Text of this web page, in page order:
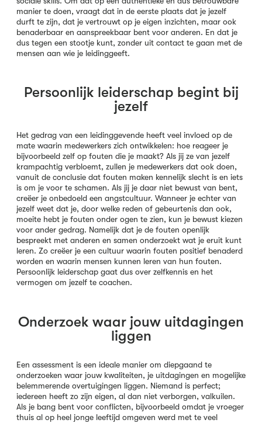
manier te doen, vraagt dat in de eerste plaats dat je jezelf
durft te zijn, dat je vertrouwt op je eigen inzichten, maar ook
benaderbaar en aanspreekbaar bent voor anderen. En dat je
dus tegen een stootje kunt, zonder uit contact te gaan met de
mensen aan wie je leidinggeeft.
Persoonlijk leiderschap begint bij
jezelf
Het gedrag van een leidinggevende heeft veel invloed op de
mate waarin medewerkers zich ontwikkelen: hoe reageer je
bijvoorbeeld zelf op fouten die je maakt? Als jij ze van jezelf
krampachtig verbloemt, zullen je medewerkers dat ook doen,
vanuit de conclusie dat fouten maken kennelijk slecht is en iets
is om je voor te schamen. Als jij je daar niet bewust van bent,
creëer je onbedoeld een angstcultuur. Wanneer je echter van
jezelf weet dat je, door welke reden of gebeurtenis dan ook,
moeite hebt je fouten onder ogen te zien, kun je bewust kiezen
voor ander gedrag. Namelijk dat je de fouten openlijk
bespreekt met anderen en samen onderzoekt wat je eruit kunt
leren. Zo creëer je een cultuur waarin fouten positief benaderd
worden en waarin mensen kunnen leren van hun fouten.
Persoonlijk leiderschap gaat dus over zelfkennis en het
vermogen om jezelf te coachen.
Onderzoek waar jouw uitdagingen
liggen
Een assessment is een ideale manier om diepgaand te
onderzoeken waar jouw kwaliteiten, je uitdagingen en mogelijke
belemmerende overtuigingen liggen. Niemand is perfect;
iedereen heeft zo zijn eigen, al dan niet verborgen, valkuilen.
Als je bang bent voor conflicten, bijvoorbeeld omdat je vroeger
thuis al op heel jonge leeftijd omgeven werd met te veel